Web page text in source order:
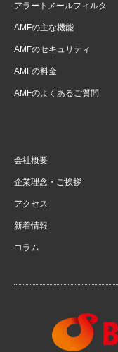
アラートメールフィルタ
AMFの主な機能
AMFのセキュリティ
AMFの料金
AMFのよくあるご質問
会社概要
企業理念・ご挨拶
アクセス
新着情報
コラム